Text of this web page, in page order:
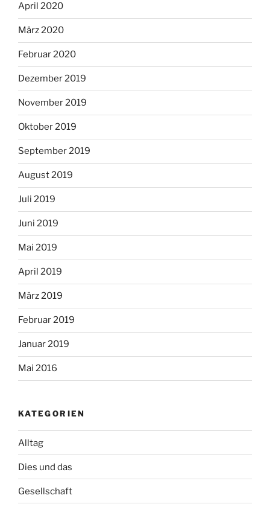
April 2020
März 2020
Februar 2020
Dezember 2019
November 2019
Oktober 2019
September 2019
August 2019
Juli 2019
Juni 2019
Mai 2019
April 2019
März 2019
Februar 2019
Januar 2019
Mai 2016
KATEGORIEN
Alltag
Dies und das
Gesellschaft